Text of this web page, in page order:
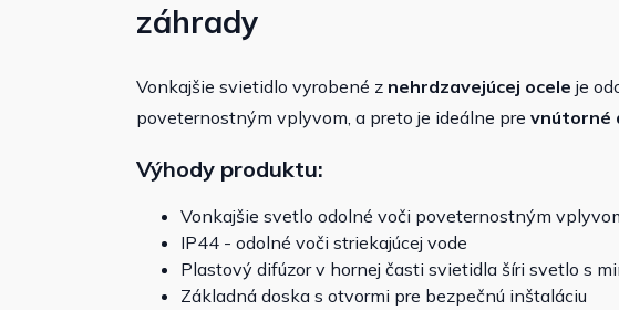
záhrady
Vonkajšie svietidlo vyrobené z nehrdzavejúcej ocele je
poveternostným vplyvom, a preto je ideálne pre vnútorné
Výhody produktu:
Vonkajšie svetlo odolné voči poveternostným
IP44 - odolné voči striekajúcej vode
Plastový difúzor v hornej časti svietidla šíri svetlo s
Základná doska s otvormi pre bezpečnú inštaláciu